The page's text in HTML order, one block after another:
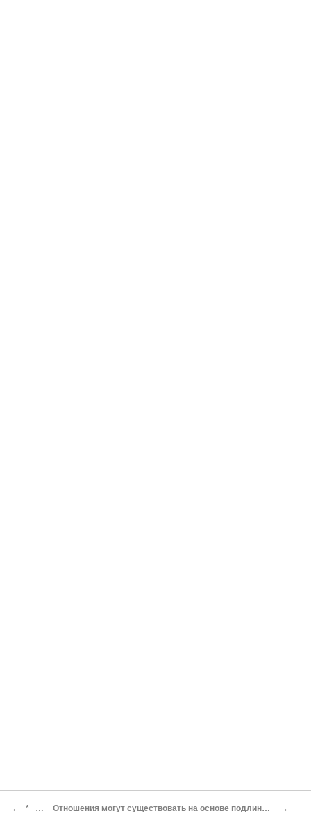
← * * * Отношения могут существовать на основе подлинных чувств →